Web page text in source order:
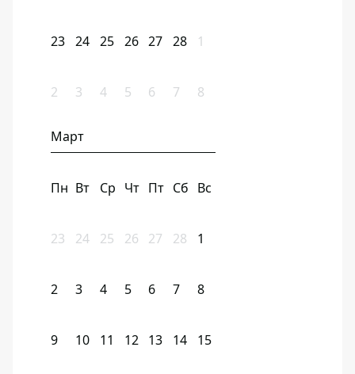
23 24 25 26 27 28 1
2 3 4 5 6 7 8
Март
Пн Вт Ср Чт Пт Сб Вс
23 24 25 26 27 28 1
2 3 4 5 6 7 8
9 10 11 12 13 14 15